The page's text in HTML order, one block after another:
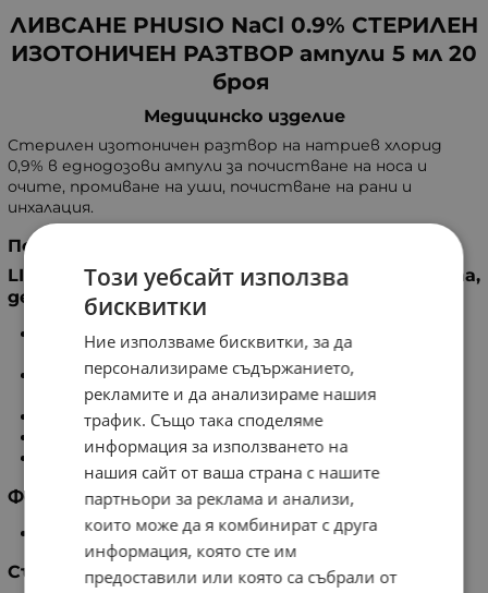
ЛИВСАНЕ PHUSIO NaCl 0.9% СТЕРИЛЕН
ИЗОТОНИЧЕН РАЗТВОР ампули 5 мл 20
броя
Медицинско изделие
Стерилен изотоничен разтвор на натриев хлорид
0,9% в еднодозови ампули за почистване на носа и
очите, промиване на уши, почистване на рани и
инхалация.
Показания
LIVSANE Physio NaCl 0,9% е подходящ за бебета,
деца и възрастни
За хигиена на носа: чрез накапване или промиване
при сух или запушен нос,
За хигиена на очите: чрез накапване, почистване
или измиване,
За хигиена на ушите,
За почистване на рани,
За инхалация при аерозолна терапия.
Форма и опаковка
Кутия с 20 еднодозови ампули по 5 ml.
Състав
Този уебсайт използва
бисквитки
Ние използваме бисквитки, за да
персонализираме съдържанието,
рекламите и да анализираме нашия
трафик. Също така споделяме
информация за използването на
нашия сайт от ваша страна с нашите
партньори за реклама и анализи,
които може да я комбинират с друга
информация, която сте им
предоставили или която са събрали от